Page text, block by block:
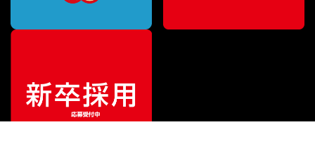
販売価格¥57,200（税込）